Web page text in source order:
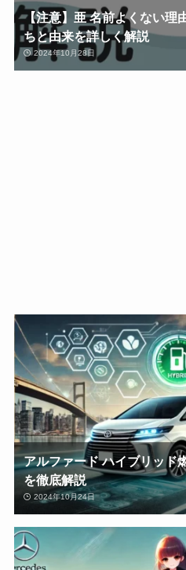
【注意】亜 名前よくない理
ちと由来を詳しく解説
2024年10月28日
アルファード ハイブリッド
を徹底解説
2024年10月24日